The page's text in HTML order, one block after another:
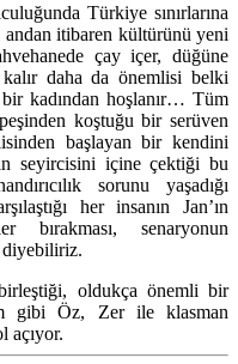
Türkiye sınırlarına
andan itibaren kültürünü yeni
çay içer, düğüne
kalır daha da önemlisi belki
kadından hoşlanır… Tüm
koştuğu bir serüven
başlayan bir kendini
seyircisini içine çektiği bu
sorunu yaşadığı
her insanın Jan’ın
bırakması, senaryonun
diyebiliriz.
oldukça önemli bir
gibi Öz, Zer ile klasman
açıyor.